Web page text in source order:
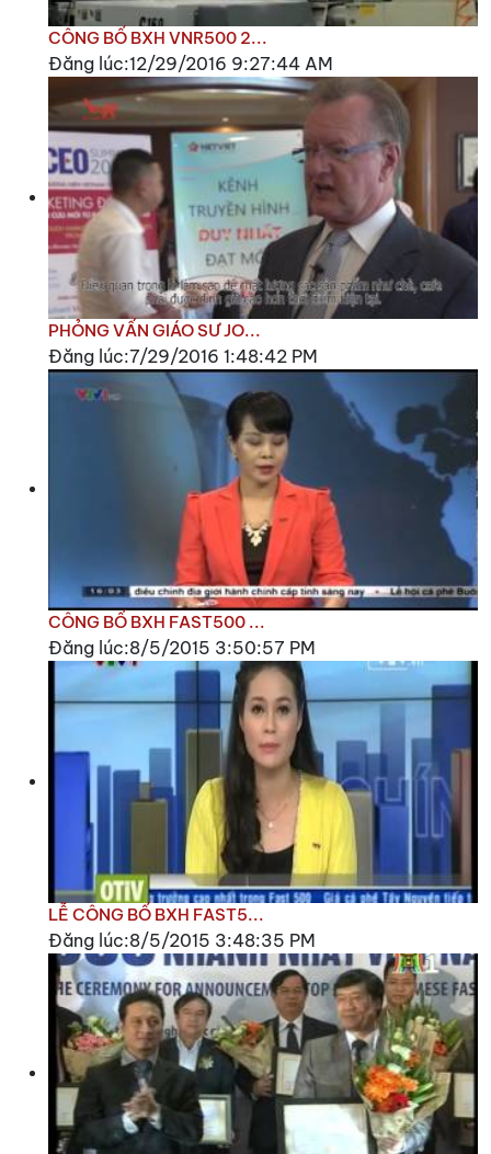
CÔNG BỐ BXH VNR500 2...
Đăng lúc:12/29/2016 9:27:44 AM
PHỎNG VẤN GIÁO SƯ JO...
Đăng lúc:7/29/2016 1:48:42 PM
CÔNG BỐ BXH FAST500 ...
Đăng lúc:8/5/2015 3:50:57 PM
LỄ CÔNG BỐ BXH FAST5...
Đăng lúc:8/5/2015 3:48:35 PM